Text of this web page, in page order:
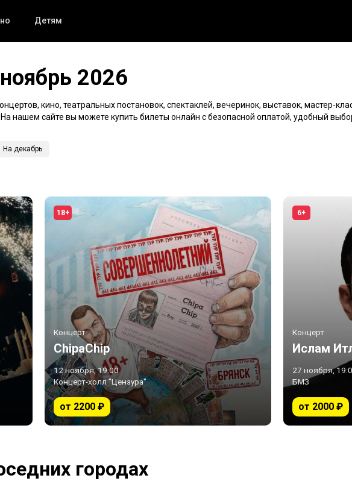
Детям
2026
кино, театральных постановок, спектаклей, вечеринок, выставок, мастер-
нашем сайте вы можете купить билеты онлайн с безопасной оплатой, удобный
На декабрь
18+
Концерт
ChipaChip
12 ноября, 19:00
Концерт-холл "Цензура"
от 2200 ₽
6+
Концерт
Ислам
27 ноября,
БМЗ
от 2000 ₽
городах